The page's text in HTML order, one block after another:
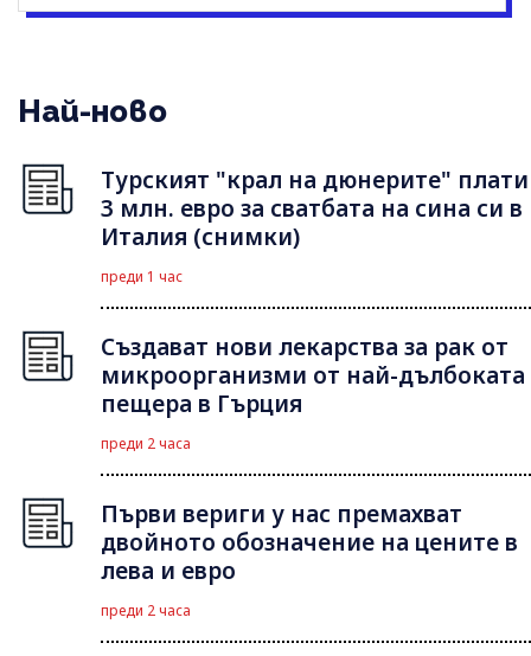
Най-ново
Турският "крал на дюнерите" плати
3 млн. евро за сватбата на сина си в
Италия (снимки)
преди 1 час
Създават нови лекарства за рак от
микроорганизми от най-дълбоката
пещера в Гърция
преди 2 часа
Първи вериги у нас премахват
двойното обозначение на цените в
лева и евро
преди 2 часа